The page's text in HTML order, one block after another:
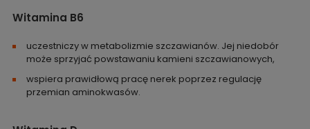
Witamina B6
uczestniczy w metabolizmie szczawianów. Jej niedobór
może sprzyjać powstawaniu kamieni szczawianowych,
wspiera prawidłową pracę nerek poprzez regulację
przemian aminokwasów.